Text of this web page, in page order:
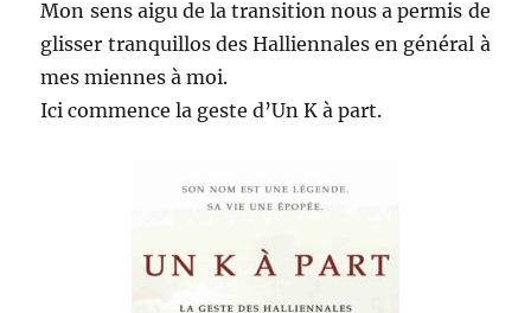
Mon sens aigu de la transition nous a permis de
glisser tranquillos des Halliennales en général à
mes miennes à moi.
Ici commence la geste d’Un K à part.